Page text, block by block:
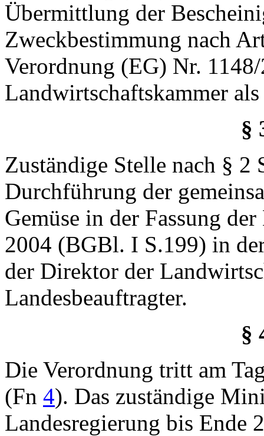
Übermittlung der
Zweckbestimmung nach
Verordnung (EG) Nr.
Landwirtschaftskammer
§
Zuständige Stelle nach § 2
Durchführung der
Gemüse in der Fassung
2004 (BGBl. I S.199) in
der Direktor der
Landesbeauftragter.
§
Die Verordnung tritt am
(Fn 4). Das zuständige
Landesregierung bis Ende